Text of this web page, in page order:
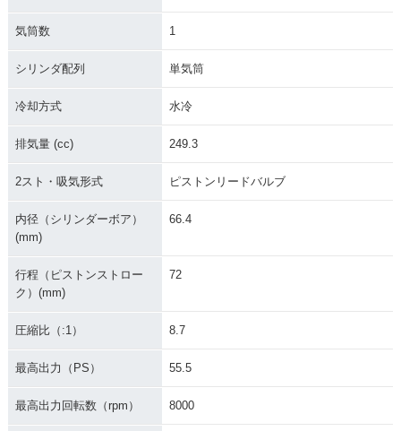
マイナーチェンジ
マイナーチェンジ
気筒数 1
シリンダ配列 単気筒
冷却方式 水冷
排気量 (cc) 249.3
2スト・吸気形式 ピストンリードバルブ
内径（シリンダーボア）
(mm)
66.4
行程（ピストンストロー
ク）(mm)
72
圧縮比（:1） 8.7
最高出力（PS） 55.5
最高出力回転数（rpm） 8000